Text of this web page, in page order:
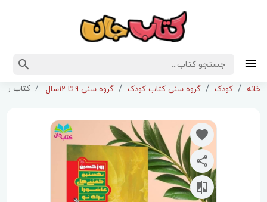
خانه کودک گروه سنی کتاب کودک گروه سنی 9 تا 12سال کتاب